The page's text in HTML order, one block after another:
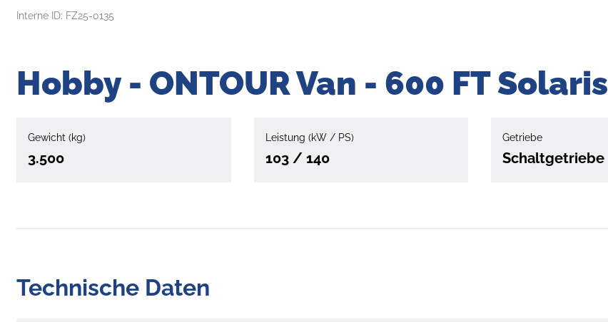
Interne ID: FZ25-0135
Hobby - ONTOUR Van - 600 FT Solaris
Gewicht (kg)
3.500
Leistung (kW / PS)
103 / 140
Getriebe
Schaltgetriebe
Technische Daten